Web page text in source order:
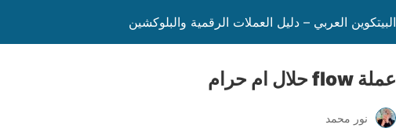
البيتكوين العربي – دليل العملات الرقمية والبلوكشين
عملة flow حلال ام حرام
نور محمد